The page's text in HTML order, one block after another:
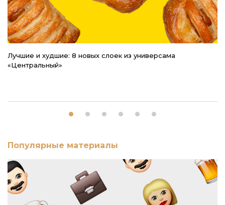
Лучшие и худшие: 8 новых слоек из универсама
«Центральный»
Популярные материалы